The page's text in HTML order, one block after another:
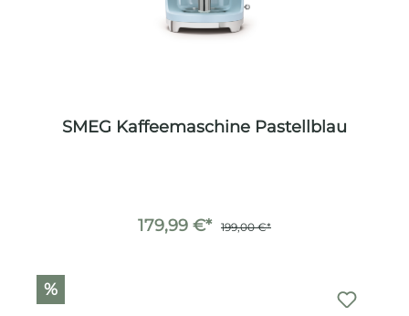
SMEG Kaffeemaschine Pastellblau
179,99 €* 199,00 €*
%